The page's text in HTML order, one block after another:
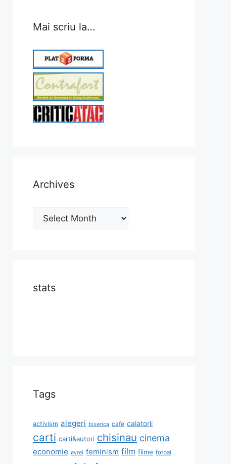
Mai scriu la…
Archives
Archives
stats
Tags
activism alegeri biserica cafe calatorii
carti carti&autori chisinau cinema
economie evrei feminism film filme fotbal